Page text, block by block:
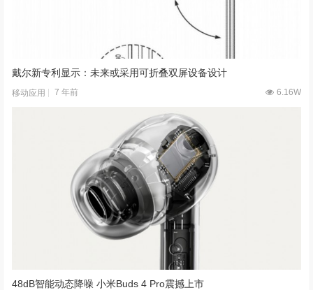
戴尔新专利显示：未来或采用可折叠双屏设备设计
移动应用 7 年前 6.16W
48dB智能动态降噪 小米Buds 4 Pro震撼上市